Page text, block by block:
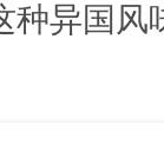
种异国风